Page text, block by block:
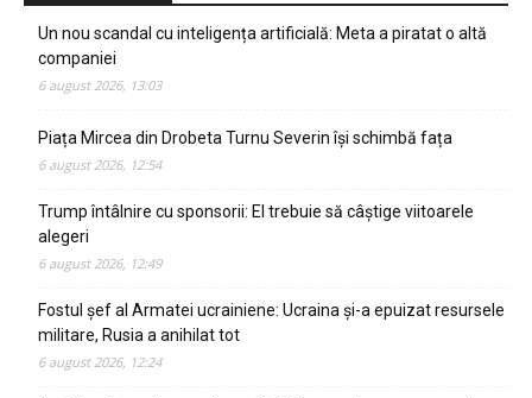
Un nou scandal cu inteligența artificială: Meta a piratat o altă
companiei
6 august 2026, 13:03
Piața Mircea din Drobeta Turnu Severin își schimbă fața
6 august 2026, 12:54
Trump întâlnire cu sponsorii: El trebuie să câștige viitoarele
alegeri
6 august 2026, 12:49
Fostul șef al Armatei ucrainiene: Ucraina și-a epuizat resursele
militare, Rusia a anihilat tot
6 august 2026, 12:24